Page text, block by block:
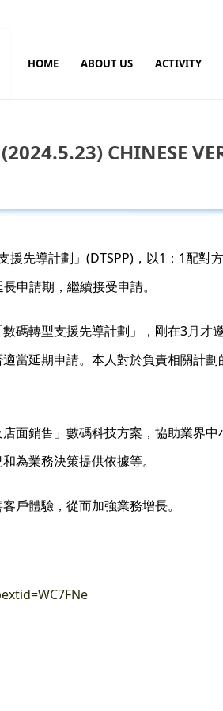
HOME ABOUT US ACTIVITY
CHINESE
先導計劃」(DTSPP)，以1：1配對
申請期，繼續接受申請。
碼轉型支援先導計劃」，剛在3月才
當延期申請。本人對於負責相關計
面銷售」數碼科技方案，協助業界
為業務決策提供依據等。
戶體驗，從而加強業務增長。